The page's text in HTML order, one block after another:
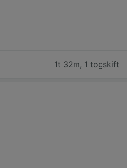
1t 32m, 1 togskift